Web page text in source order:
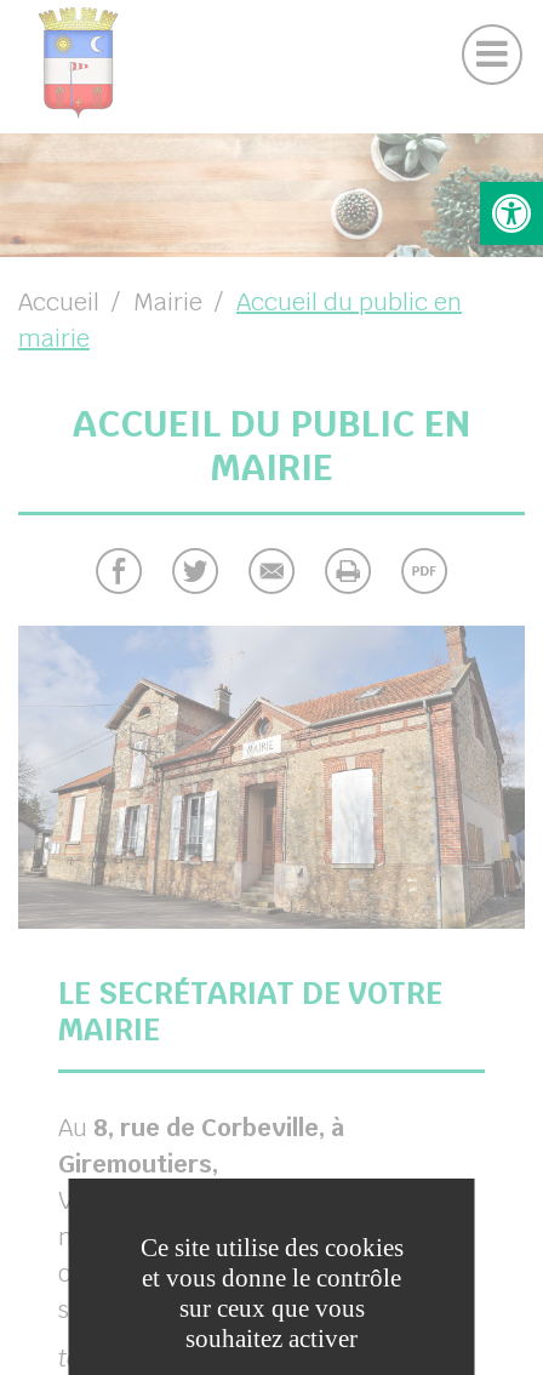
( MAIRIE )
( SERVICES )
( VIE LOCALE )
( NOTRE COMMUNE )
ActuContactez nous
Accueil Mairie
Accueil du public en
mairie
ACCUEIL DU PUBLIC EN
MAIRIE
LE SECRÉTARIAT DE VOTRE
MAIRIE
Au 8, rue de Corbeville, à
Giremoutiers,
Votre Mairie est ouverte le lundi
matin de 8h00 à 12h00.
ou sur rendez-vous du mardi au
samedi
téléphone :01 64 75 10 14
Panneau de gestion des cookies
Ce site utilise des cookies
et vous donne le contrôle
sur ceux que vous
souhaitez activer